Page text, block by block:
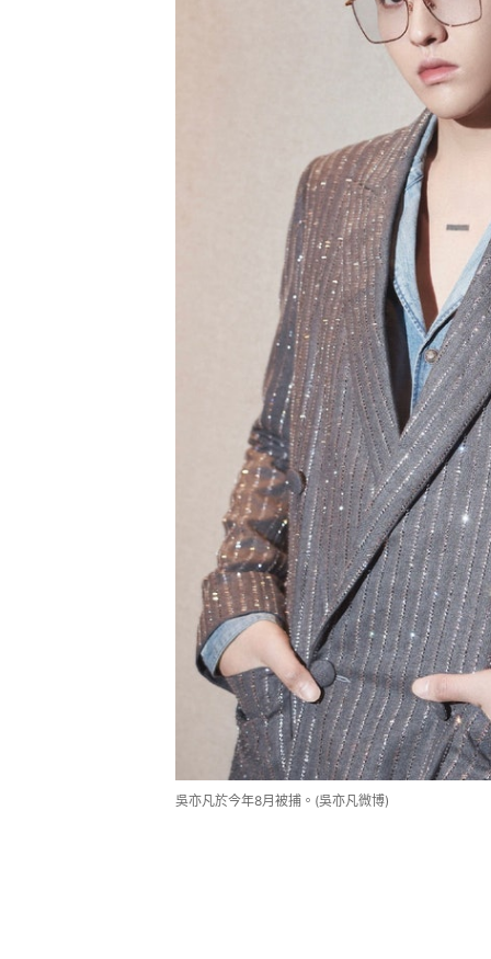
吳亦凡於今年8月被捕。(吳亦凡微博)